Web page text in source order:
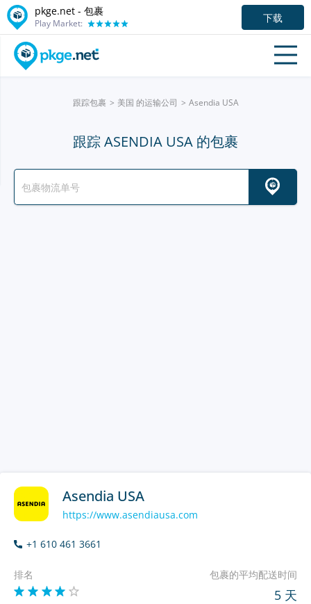
pkge.net - 包裹
Play Market: 下载
跟踪包裹 美国 的运输公司 Asendia USA
跟踪 ASENDIA USA 的包裹
Asendia USA
https://www.asendiausa.com
+1 610 461 3661
排名 包裹的平均配送时间
5 天